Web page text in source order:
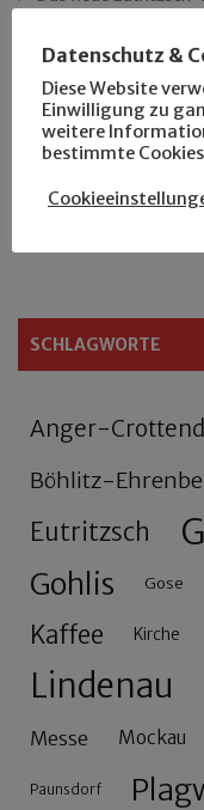
Der Leipziger
Rennfahrer in
SCHLAGWORTE
Anger-
Böhlitz-
Eutritzsch
Gohlis Gose
Kaffee Kirche
Lindenau
Messe Mockau
Paunsdorf
Datenschutz &
Diese Website
Einwilligung zu
weitere
bestimmte